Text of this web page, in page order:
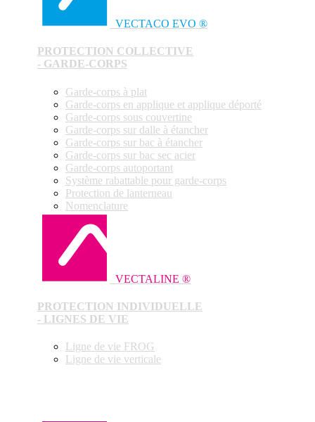
VECTACO EVO ®
PROTECTION COLLECTIVE
- GARDE-CORPS
Garde-corps à plat
Garde-corps en applique et applique déporté
Garde-corps sous couvertine
Garde-corps sur dalle à étancher
Garde-corps sur bac à étancher
Garde-corps sur bac sec acier
Garde-corps autoportant
Système rabattable pour garde-corps
Protection de lanterneau
Nomenclature
VECTALINE ®
PROTECTION INDIVIDUELLE
- LIGNES DE VIE
Ligne de vie FROG
Ligne de vie verticale